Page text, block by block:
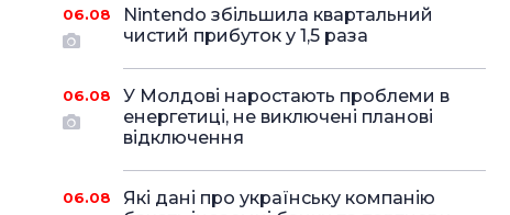
06.08
Nintendo збільшила квартальний
чистий прибуток у 1,5 раза
06.08
У Молдові наростають проблеми в
енергетиці, не виключені планові
відключення
06.08
Які дані про українську компанію